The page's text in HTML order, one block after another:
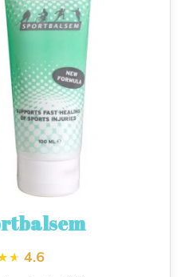
4.6